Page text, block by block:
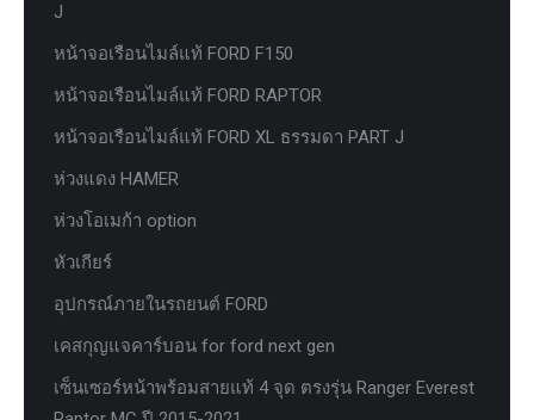
J
หน้าจอเรือนไมล์แท้ FORD F150
หน้าจอเรือนไมล์แท้ FORD RAPTOR
หน้าจอเรือนไมล์แท้ FORD XL ธรรมดา PART J
ห่วงแดง HAMER
ห่วงโอเมก้า option
หัวเกียร์
อุปกรณ์ภายในรถยนต์ FORD
เคสกุญแจคาร์บอน for ford next gen
เซ็นเซอร์หน้าพร้อมสายแท้ 4 จุด ตรงรุ่น Ranger Everest